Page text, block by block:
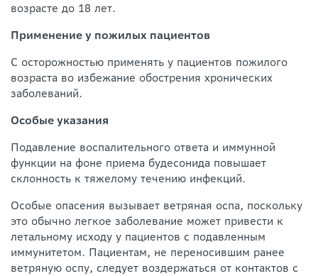
возрасте до 18 лет.
Применение у пожилых пациентов
С осторожностью применять у пациентов пожилого
возраста во избежание обострения хронических
заболеваний.
Особые указания
Подавление воспалительного ответа и иммунной
функции на фоне приема будесонида повышает
склонность к тяжелому течению инфекций.
Особые опасения вызывает ветряная оспа, поскольку
это обычно легкое заболевание может привести к
летальному исходу у пациентов с подавленным
иммунитетом. Пациентам, не переносившим ранее
ветряную оспу, следует воздержаться от контактов с